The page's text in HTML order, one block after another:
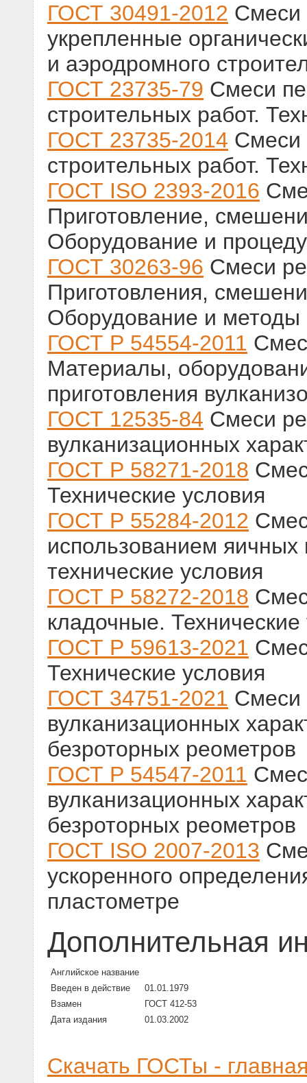
ГОСТ 30491-2012 Смеси
укрепленные
и аэродромного
ГОСТ 23735-79 Смеси
строительных работ.
ГОСТ 23735-2014 Смеси
строительных работ.
ГОСТ ISO 2393-2016
Приготовление,
Оборудование и
ГОСТ 30263-96 Смеси
Приготовления,
Оборудование и методы
ГОСТ Р 54554-2011
Материалы,
приготовления
ГОСТ 12535-84 Смеси
вулканизационных
ГОСТ Р 58271-2018
Технические условия
ГОСТ Р 55284-2012
использованием
технические условия
ГОСТ Р 58272-2018
кладочные. Технические
ГОСТ Р 59613-2021
Технические условия
ГОСТ 34751-2021 Смеси
вулканизационных
безроторных реометров
ГОСТ Р 54547-2011
вулканизационных
безроторных реометров
ГОСТ ISO 2007-2013
ускоренного
пластометре
Дополнительная
Английское название
Введен в действие
01.01.1979
Взамен
ГОСТ 412-53
Дата издания
01.03.2002
Скачать ГОСТы -